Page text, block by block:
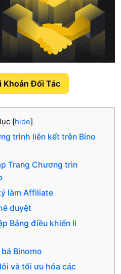
Khoản Đối Tác
[hide]
trình liên kết trên Bino
Trang Chương trìn
làm Affiliate
duyệt
Bảng điều khiển li
Binomo
và tối ưu hóa các